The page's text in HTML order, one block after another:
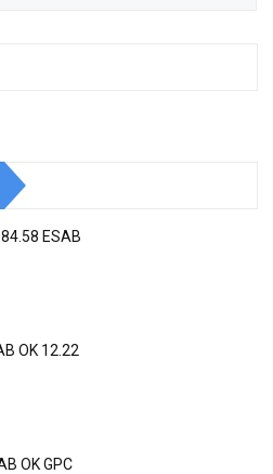
ESAB
OK 12.22
OK GPC